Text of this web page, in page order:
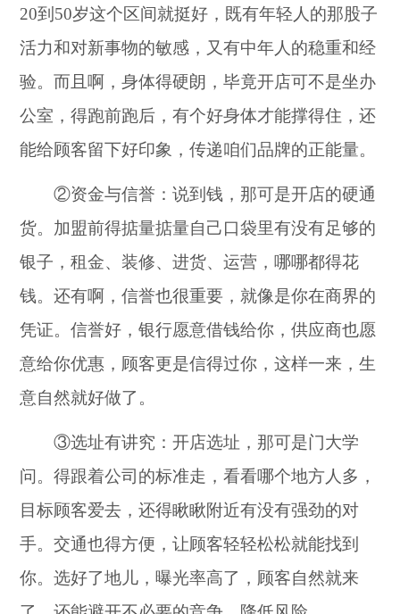
20到50岁这个区间就挺好，既有年轻人的那股子
活力和对新事物的敏感，又有中年人的稳重和经
验。而且啊，身体得硬朗，毕竟开店可不是坐办
公室，得跑前跑后，有个好身体才能撑得住，还
能给顾客留下好印象，传递咱们品牌的正能量。
②资金与信誉：说到钱，那可是开店的硬通
货。加盟前得掂量掂量自己口袋里有没有足够的
银子，租金、装修、进货、运营，哪哪都得花
钱。还有啊，信誉也很重要，就像是你在商界的
凭证。信誉好，银行愿意借钱给你，供应商也愿
意给你优惠，顾客更是信得过你，这样一来，生
意自然就好做了。
③选址有讲究：开店选址，那可是门大学
问。得跟着公司的标准走，看看哪个地方人多，
目标顾客爱去，还得瞅瞅附近有没有强劲的对
手。交通也得方便，让顾客轻轻松松就能找到
你。选好了地儿，曝光率高了，顾客自然就来